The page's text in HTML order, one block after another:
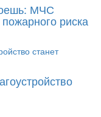
МЧС
риска